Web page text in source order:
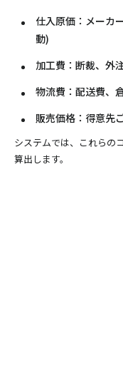
仕入原価：メーカ
動)
加工費：断裁、外
物流費：配送費、
販売価格：得意先
システムでは、これらの
算出します。